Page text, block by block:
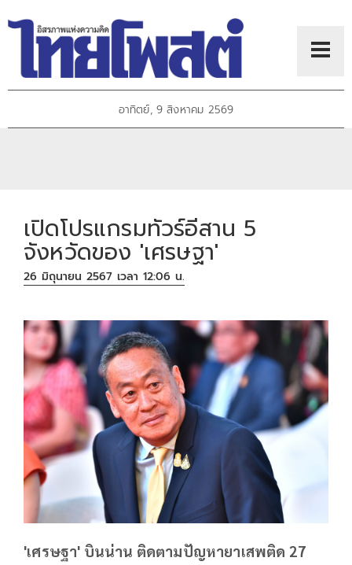
อาทิตย์, 9 สิงหาคม 2569
เปิดโปรแกรมทัวร์อีสาน 5
จังหวัดของ 'เศรษฐา'
26 มิถุนายน 2567 เวลา 12:06 น.
'เศรษฐา' บินน่าน ติดตามปัญหายาเสพติด 27